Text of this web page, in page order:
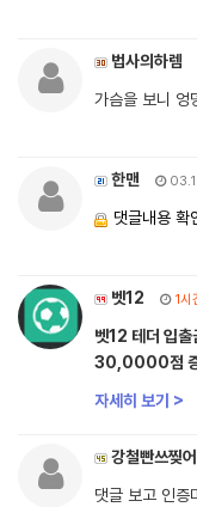
법사의하렘
가슴을 보니 엉
한맨
댓글내용 확
벳12 1시
벳12 테더 입
30,0000점
자세히 보기 >
강철빤쓰찢
댓글 보고 인증